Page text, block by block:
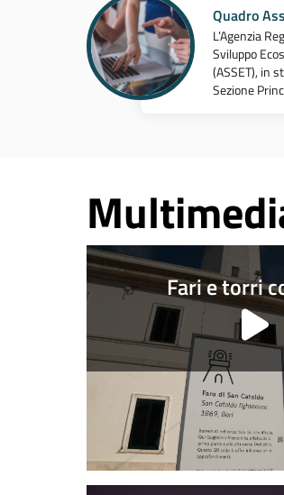
Quadro
L’Agenzia
Sviluppo
(ASSET), in
Sezione
Fari e torri